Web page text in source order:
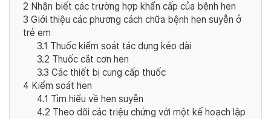
2 Nhận biết các trường hợp khẩn cấp của bệnh hen
3 Giới thiệu các phương cách chữa bệnh hen suyễn ở
trẻ em
3.1 Thuốc kiểm soát tác dụng kéo dài
3.2 Thuốc cắt cơn hen
3.3 Các thiết bị cung cấp thuốc
4 Kiểm soát hen
4.1 Tìm hiểu về hen suyễn
4.2 Theo dõi các triệu chứng với một kế hoạch lập